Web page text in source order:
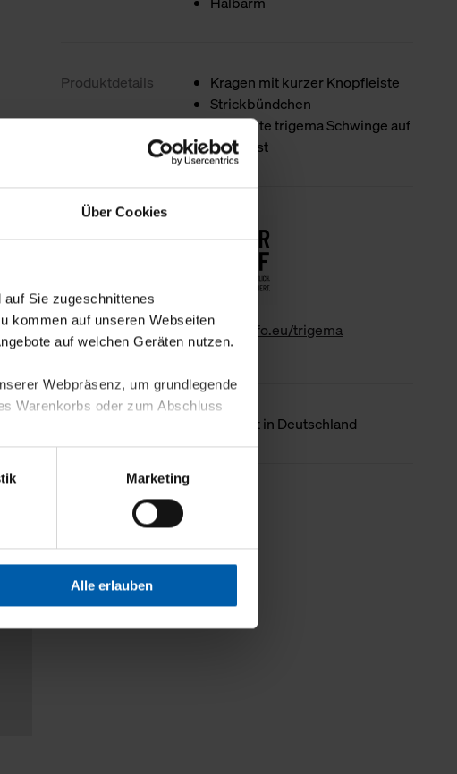
Über Cookies
Sie zugeschnittenes
kommen auf unseren Webseiten
auf welchen Geräten nutzen.
Webpräsenz, um grundlegende
Warenkorbs oder zum Abschluss
und Ihres Profils
Webpräsenz speichern wir
wie etwa unsere
Einkaufserlebnis
selbst festlegen, die Sie erlauben
Marketing
Alle erlauben
Produktdetails
Kragen mit kurzer Knopfleiste
Strickbündchen
Gestickte trigema Schwinge auf
der Brust
www.gk-info.eu/trigema
Hergestellt in Deutschland
Weniger Details